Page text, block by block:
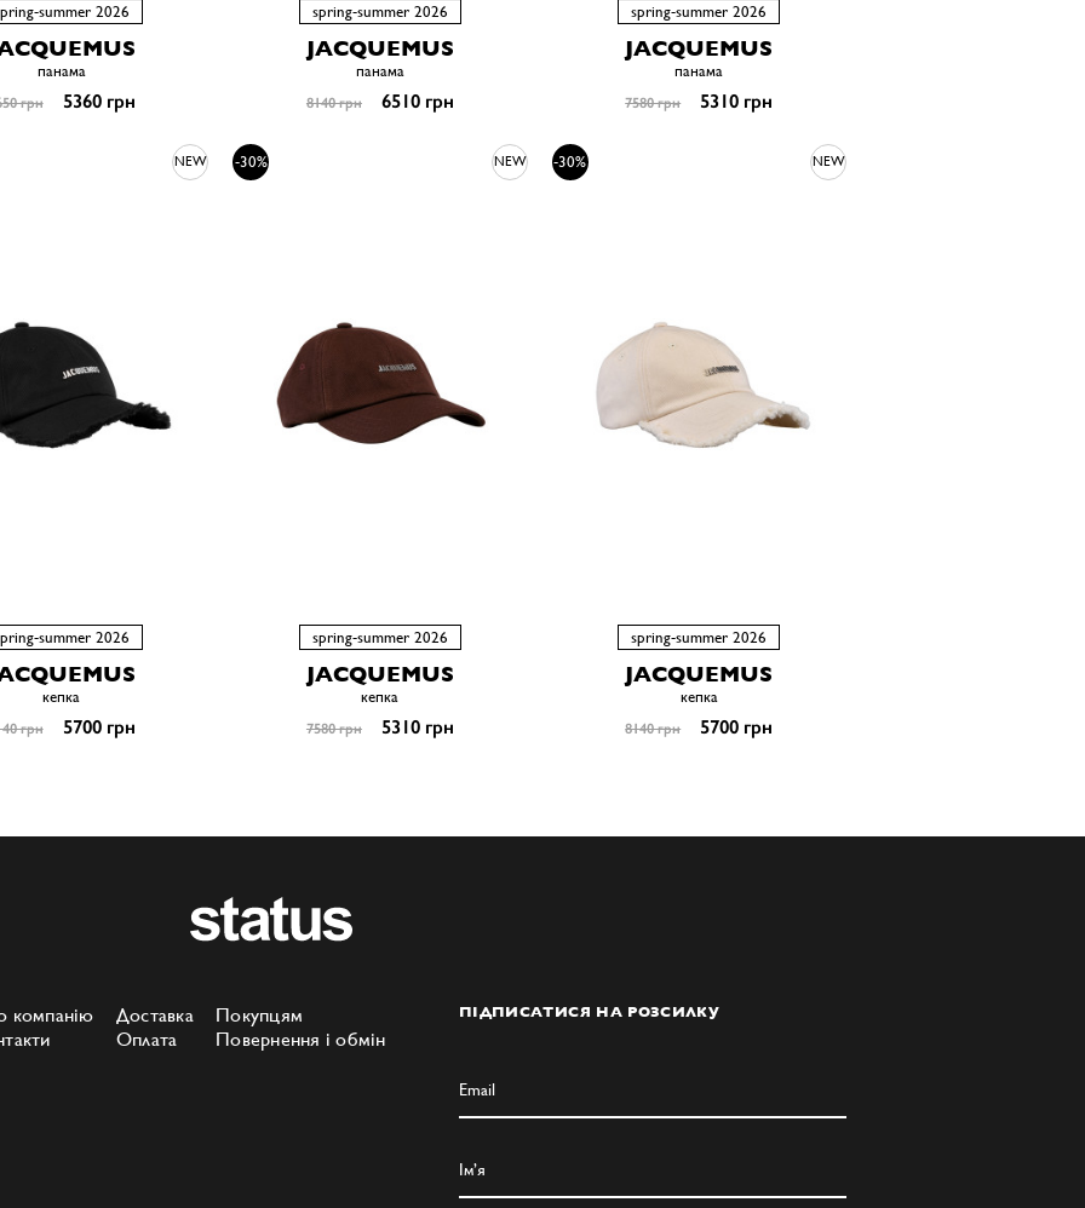
summer 2026
панама
грн 5360 грн
spring-summer 2026
JACQUEMUS
панама
8140 грн 6510 грн
spring-summer 2026
JACQUEMUS
панама
7580 грн 5310 грн
NEW
summer 2026
кепка
грн 5700 грн
-30% NEW
spring-summer 2026
JACQUEMUS
кепка
7580 грн 5310 грн
-30% NEW
spring-summer 2026
JACQUEMUS
кепка
8140 грн 5700 грн
ПІДПИСАТИСЯ НА РОЗСИЛКУ
компанію
Доставка
Оплата
Покупцям
Повернення і обмін